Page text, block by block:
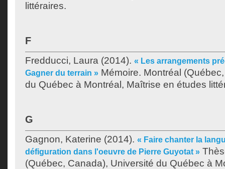
littéraires.
F
Fredducci, Laura (2014). « Les arrangements
Gagner du terrain » Mémoire. Montréal
du Québec à Montréal, Maîtrise en études
G
Gagnon, Katerine (2014). « Faire chanter la
défiguration dans l'oeuvre de Pierre Guyotat »
(Québec, Canada), Université du Québec à